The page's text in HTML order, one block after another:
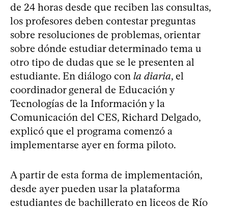
de 24 horas desde que reciben las consultas,
los profesores deben contestar preguntas
sobre resoluciones de problemas, orientar
sobre dónde estudiar determinado tema u
otro tipo de dudas que se le presenten al
estudiante. En diálogo con la diaria, el
coordinador general de Educación y
Tecnologías de la Información y la
Comunicación del CES, Richard Delgado,
explicó que el programa comenzó a
implementarse ayer en forma piloto.
A partir de esta forma de implementación,
desde ayer pueden usar la plataforma
estudiantes de bachillerato en liceos de Río